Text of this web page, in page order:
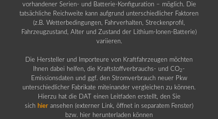
vorhandener Serien- und Batterie-Konfiguration – möglich. Die
tatsächliche Reichweite kann aufgrund unterschiedlicher Faktoren
(z.B. Wetterbedingungen, Fahrverhalten, Streckenprofil,
Fahrzeugzustand, Alter und Zustand der Lithium-Ionen-Batterie)
variieren.
Die Hersteller und Importeure von Kraftfahrzeugen möchten
Ihnen dabei helfen, die Kraftstoffverbrauchs- und CO2 -
Emissionsdaten und ggf. den Stromverbrauch neuer Pkw
unterschiedlicher Fabrikate miteinander vergleichen zu können.
Hierzu hat die DAT einen Leitfaden erstellt, den Sie
sich hier ansehen (externer Link, öffnet in separatem Fenster)
bzw. hier herunterladen können